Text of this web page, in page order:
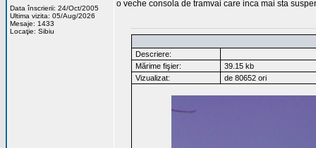
Data înscrierii: 24/Oct/2005
Ultima vizita: 05/Aug/2026
Mesaje: 1433
Locaţie: Sibiu
o veche consola de tramvai care inca mai sta
Descriere:
Mărime fişier:
39.15 kb
Vizualizat:
de 80652 ori